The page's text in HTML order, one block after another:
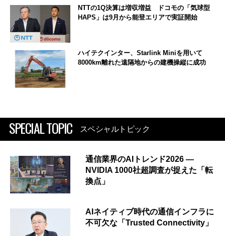
NTTの1Q決算は増収増益 ドコモの「気球型
HAPS」は9月から能登エリアで実証開始
ハイテクインター、Starlink Miniを用いて
8000km離れた遠隔地からの建機操縦に成功
SPECIAL TOPIC スペシャルトピック
通信業界のAIトレンド2026 ―
NVIDIA 1000社超調査が捉えた「転
換点」
AIネイティブ時代の通信インフラに
不可欠な「Trusted Connectivity」